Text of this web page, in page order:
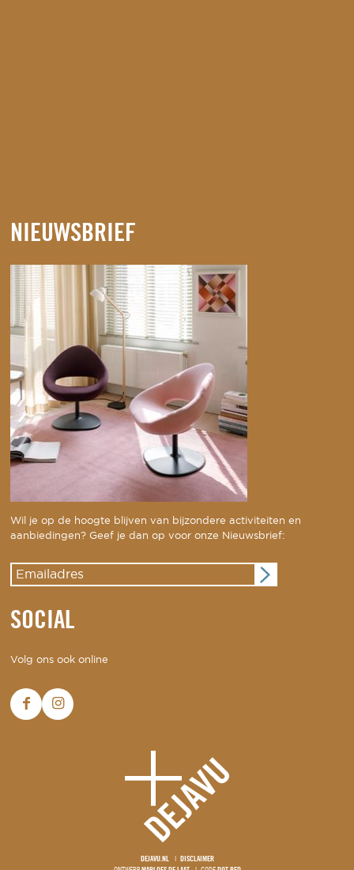
NIEUWSBRIEF
Wil je op de hoogte blijven van bijzondere activiteiten en
aanbiedingen? Geef je dan op voor onze Nieuwsbrief:
SOCIAL
Volg ons ook online
DEJAVU.NL
DISCLAIMER